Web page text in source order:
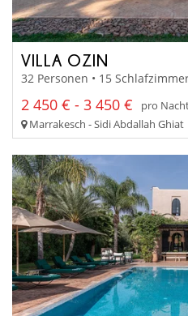
VILLA OZIN
32 Personen • 15
2 450 € - 3 450 €
pro
Marrakesch - Sidi Abdallah Ghiat